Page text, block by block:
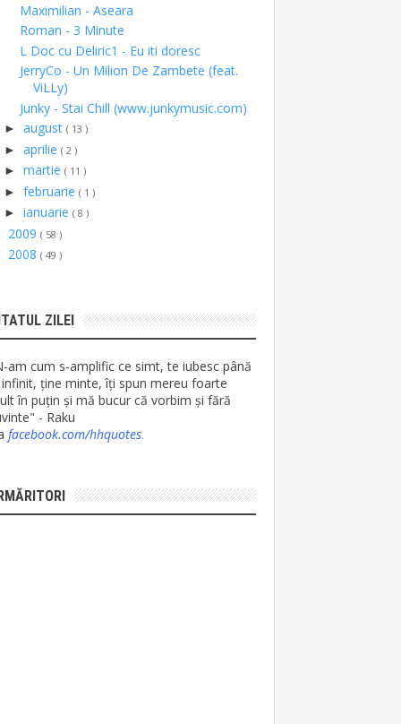
Maximilian - Aseara
Roman - 3 Minute
L Doc cu Deliric1 - Eu iti doresc
JerryCo - Un Milion De Zambete (feat.
ViLLy)
Junky - Stai Chill (www.junkymusic.com)
► august ( 13 )
► aprilie ( 2 )
► martie ( 11 )
► februarie ( 1 )
► ianuarie ( 8 )
2009 ( 58 )
2008 ( 49 )
ZILEI
am cum s-amplific ce simt, te iubesc până
ține minte, îți spun mereu foarte
în puțin și mă bucur că vorbim și fără
- Raku
facebook.com/hhquotes.